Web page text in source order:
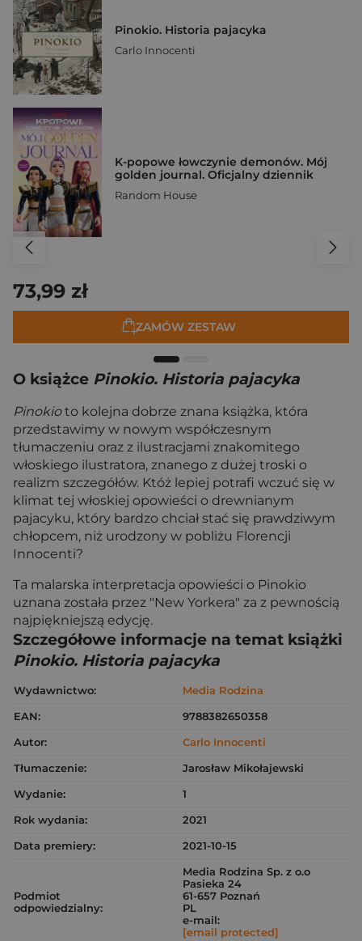
Pinokio. Historia pajacyka
Carlo Innocenti
K-popowe łowczynie demonów. Mój
golden journal. Oficjalny dziennik
Random House
73,99 zł
ZAMÓW ZESTAW
O książce Pinokio. Historia pajacyka
Pinokioto kolejna dobrze znana książka, która
przedstawimy w nowym współczesnym
tłumaczeniu oraz z ilustracjami znakomitego
włoskiego ilustratora, znanego z dużej troski o
realizm szczegółów. Któż lepiej potrafi wczuć się w
klimat tej włoskiej opowieści o drewnianym
pajacyku, który bardzo chciał stać się prawdziwym
chłopcem, niż urodzony w pobliżu Florencji
Innocenti?
Ta malarska interpretacja opowieści o Pinokio
uznana została przez "New Yorkera" za z pewnością
najpiękniejszą edycję.
Szczegółowe informacje na temat książki
Pinokio. Historia pajacyka
Wydawnictwo:
Media Rodzina
EAN:
9788382650358
Autor:
Carlo Innocenti
Tłumaczenie:
Jarosław Mikołajewski
Wydanie:
1
Rok wydania:
2021
Data premiery:
2021-10-15
Podmiot
odpowiedzialny:
Media Rodzina Sp. z o.o
Pasieka 24
61-657 Poznań
PL
e-mail:
[email protected]